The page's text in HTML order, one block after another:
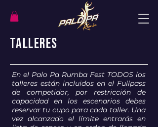
Talleres
En el Palo Pa Rumba Fest TODOS los
talleres están incluidos en el Fullpass
de competidor, por restricción de
capacidad en los escenarios debes
reservar tu cupo para cada taller. Una
vez alcanzado el límite entrarás en